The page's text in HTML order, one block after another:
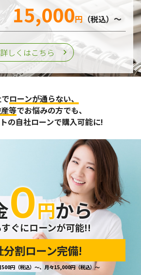
同意を得た場合または法令の定めがあ
に提供することはいたしません。
漏えいなどに対する予防ならびに是正
対策を講じます。
関する法令およびその他の規範を遵守
針に基づく個人情報保護規程や体制を
的に見直し、改善に努めます。
除・開示
れている個人情報について訂正・削除・
合は、迅速に対応いたします。
する個人情報の取り扱い、および訂
するお問い合わせ先は、以下の通りで
窓口
扱い」に関するお問い合わせは、下記
15,000円 （税込）～
詳しくはこちら
ローンが通らない、
等でお悩みの方でも、
の自社ローンで購入可能に!
０円から
ぐにローンが可能!!
分割ローン完備!
500円（税込）～、月々15,000円（税込）～